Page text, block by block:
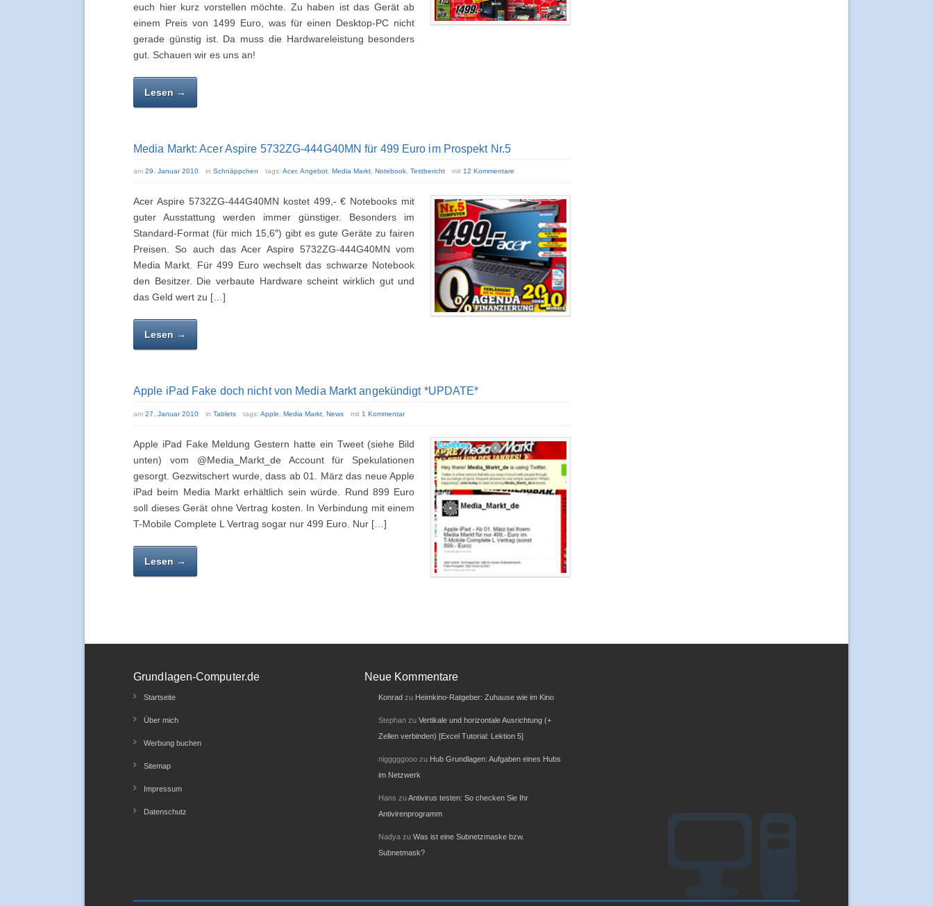
euch hier kurz vorstellen möchte. Zu haben ist das Gerät ab
einem Preis von 1499 Euro, was für einen Desktop-PC nicht
gerade günstig ist. Da muss die Hardwareleistung besonders
gut. Schauen wir es uns an!
Lesen →
Media Markt: Acer Aspire 5732ZG-444G40MN für 499 Euro im Prospekt Nr.5
am 29. Januar 2010 in Schnäppchen tags: Acer, Angebot, Media Markt, Notebook, Testbericht mit 12 Kommentare
Acer Aspire 5732ZG-444G40MN kostet 499,- € Notebooks mit
guter Ausstattung werden immer günstiger. Besonders im
Standard-Format (für mich 15,6″) gibt es gute Geräte zu fairen
Preisen. So auch das Acer Aspire 5732ZG-444G40MN vom
Media Markt. Für 499 Euro wechselt das schwarze Notebook
den Besitzer. Die verbaute Hardware scheint wirklich gut und
das Geld wert zu […]
Lesen →
Apple iPad Fake doch nicht von Media Markt angekündigt *UPDATE*
am 27. Januar 2010 in Tablets tags: Apple Media Markt News mit 1 Kommentar
Apple iPad Fake Meldung Gestern hatte ein Tweet (siehe Bild
unten) vom @Media_Markt_de Account für Spekulationen
gesorgt. Gezwitschert wurde, dass ab 01. März das neue Apple
iPad beim Media Markt erhältlich sein würde. Rund 899 Euro
soll dieses Gerät ohne Vertrag kosten. In Verbindung mit einem
T-Mobile Complete L Vertrag sogar nur 499 Euro. Nur […]
Lesen →
Grundlagen-Computer.de
Startseite
Über mich
Werbung buchen
Sitemap
Impressum
Datenschutz
Neue Kommentare
Konrad zu Heimkino-Ratgeber: Zuhause wie im Kino
Stephanzu Vertikale und horizontale Ausrichtung (+
Zellen verbinden) [Excel Tutorial: Lektion 5]
nigggggooozu Hub Grundlagen: Aufgaben eines Hubs
im Netzwerk
Hans zuAntivirus testen: So checken Sie Ihr
Antivirenprogramm
Nadyazu Was ist eine Subnetzmaske bzw.
Subnetmask?